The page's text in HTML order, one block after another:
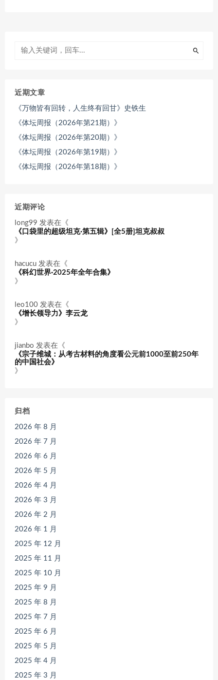
近期文章
《万物皆有回转，人生终有回甘》史铁生
《体坛周报（2026年第21期）》
《体坛周报（2026年第20期）》
《体坛周报（2026年第19期）》
《体坛周报（2026年第18期）》
近期评论
long99 发表在《
《口袋里的超级坦克·第五辑》[全5册]坦克叔叔
》
hacucu 发表在《
《科幻世界·2025年全年合集》
》
leo100 发表在《
《增长领导力》李云龙
》
jianbo 发表在《
《宗子维城：从考古材料的角度看公元前1000至前250年
的中国社会》
》
归档
2026 年 8 月
2026 年 7 月
2026 年 6 月
2026 年 5 月
2026 年 4 月
2026 年 3 月
2026 年 2 月
2026 年 1 月
2025 年 12 月
2025 年 11 月
2025 年 10 月
2025 年 9 月
2025 年 8 月
2025 年 7 月
2025 年 6 月
2025 年 5 月
2025 年 4 月
2025 年 3 月